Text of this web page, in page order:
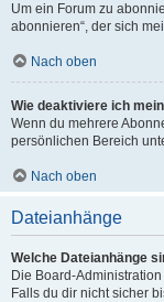
Um ein Forum zu
abonnieren“, der sich
Nach oben
Wie deaktiviere ich
Wenn du mehrere
persönlichen Bereich
Nach oben
Dateianhänge
Welche Dateianhänge
Die Board-
Falls du dir nicht sicher